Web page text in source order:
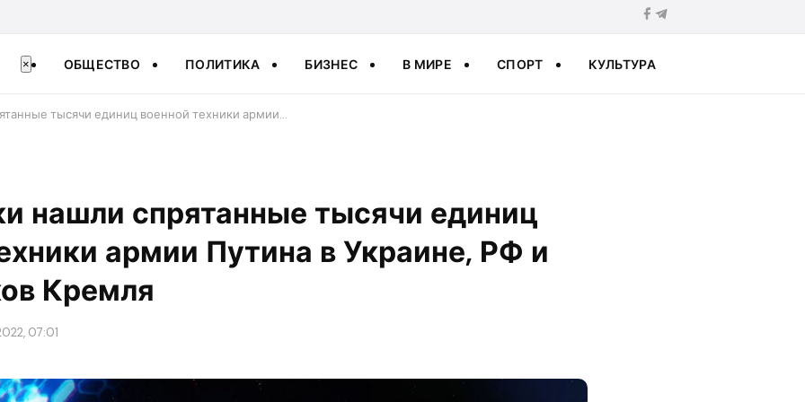
× ОБЩЕСТВО ПОЛИТИКА БИЗНЕС В МИРЕ СПОРТ КУЛЬТУРА
тысячи единиц военной техники армии…
нашли спрятанные тысячи единиц
армии Путина в Украине, РФ и
Кремля
07:01